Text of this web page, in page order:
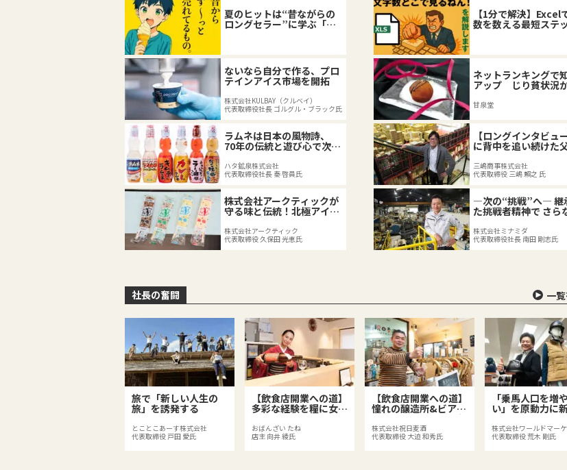
夏のヒットは“昔ながらの
ロングセラー”に学ぶ「当
たり前」を再定義した企業
ないなら自分で作る、プロ
テインアイス市場を開拓
株式会社KULBAY（クルベイ）
代表取締役社長 ゴルグル・ブラック氏
ラムネは日本の風物詩、
70年の伝統と遊び心で次世
ハタ鉱泉株式会社
代表取締役社長 秦 啓員氏
株式会社アークティックが
守る味と伝統！北極アイス
キャンデーの74年の軌跡
株式会社アークティック
代表取締役 久保田 光恵氏
【1分で解決】Excel
数を数える最短ステ
応用テクニック
ネットランキングで
アップ じり貧状況
甘泉堂
【ロングインタビュ
に背中を追い続けた
然他界、二代目社長の
づくり。
三嶋商事株式会社
代表取締役 三嶋 賴之 氏
―次の“挑戦”へ― 継
た挑戦者精神で さら
ローバル化へ
株式会社ミナミダ
代表取締役社長 南田 剛志氏
社長の奮闘 一
旅で「新しい人生の
旅」を誘発する
とことこあーす株式会社
代表取締役 戸田 愛氏
【飲食店開業への道】
多彩な経験を糧に女将
がつくる足を運ぶ価値
のある料理店
おばんざい たね
店主 向井 綾氏
【飲食店開業への道】
憧れの醸造所&ビアバ
ーと地元商店街の活性
化に挑戦
株式会社祝日麦酒
代表取締役 大迫 和秀氏
「乗馬人口を増
い」を原動力に
る
株式会社ワールドマー
代表取締役 荒木 剛氏